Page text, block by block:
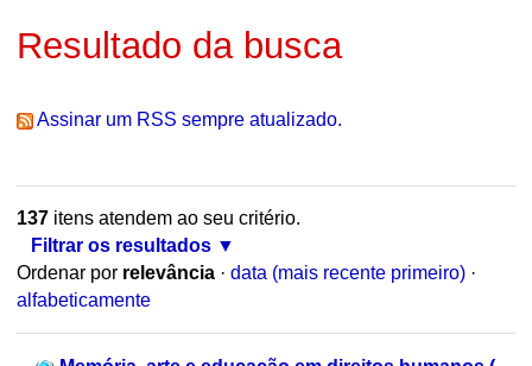
Resultado da busca
Assinar um RSS sempre atualizado.
137itens atendem ao seu critério.
Filtrar os resultados
Ordenar por relevância · data (mais recente primeiro) ·
alfabeticamente